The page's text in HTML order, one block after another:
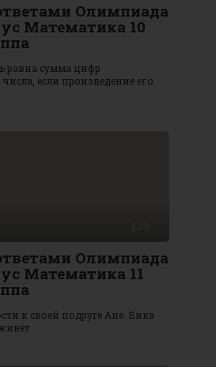
Олимпиада
Математика 10
равна сумма цифр
если произведение его
Олимпиада
Математика 11
к своей подруге Ане. Вика